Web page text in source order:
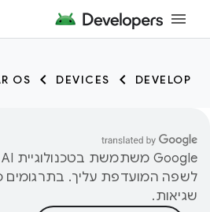
DEVELOP
DEVICES
OS
לשפה המועדפת עליך. בתרגומים
שגיאות.